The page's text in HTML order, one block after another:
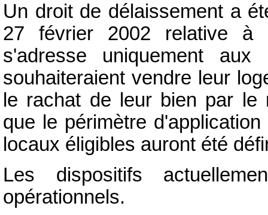
Un droit de délaissement a
27 février 2002 relative à
s'adresse uniquement
souhaiteraient vendre leur
le rachat de leur bien par le
que le périmètre
locaux éligibles auront été
Les dispositifs
opérationnels.